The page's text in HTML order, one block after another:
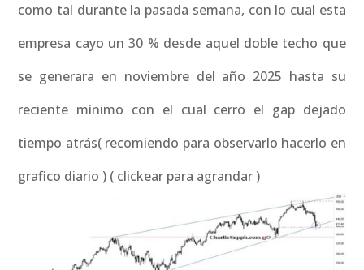
como tal durante la pasada semana, con lo cual esta
empresa cayo un 30 % desde aquel doble techo que
se generara en noviembre del año 2025 hasta su
reciente mínimo con el cual cerro el gap dejado
tiempo atrás( recomiendo para observarlo hacerlo en
grafico diario ) ( clickear para agrandar )